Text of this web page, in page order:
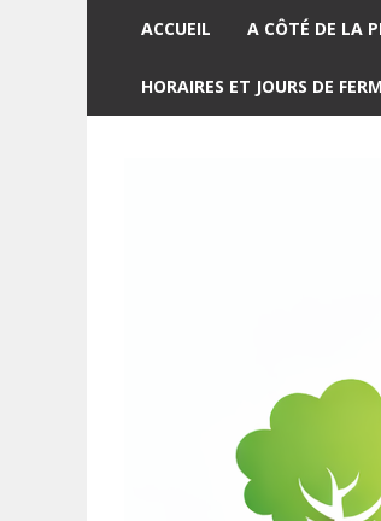
ACCUEIL A CÔTÉ DE LA
HORAIRES ET JOURS DE